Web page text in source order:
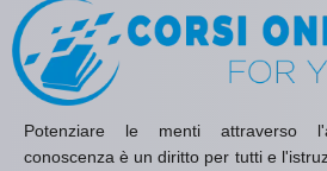
Potenziare le menti attraverso
conoscenza è un diritto per tutti e